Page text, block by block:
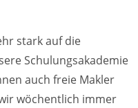
stark auf die
Schulungsakademie
auch freie Makler
wöchentlich immer